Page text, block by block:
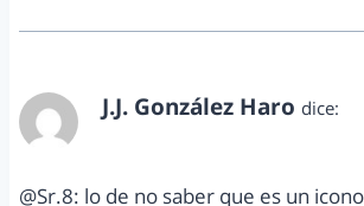
J.J. González Haro dice:
@Sr.8: lo de no saber que es un